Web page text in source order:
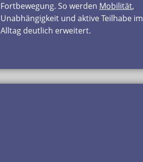
Fortbewegung. So werden Mobilität,
Unabhängigkeit und aktive Teilhabe im
Alltag deutlich erweitert.